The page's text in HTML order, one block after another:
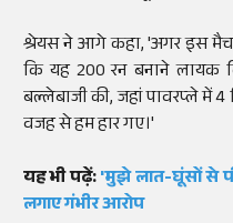
श्रेयस ने आगे कहा, 'अगर इस
कि यह 200 रन बनाने लायक
बल्लेबाजी की, जहां पावरप्ले में
वजह से हम हार गए।'
यह भी पढ़ें:'मुझे लात-घूंसों से
लगाए गंभीर आरोप